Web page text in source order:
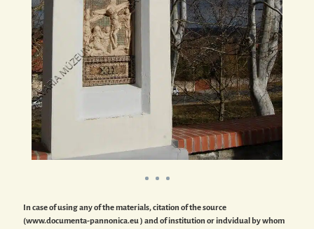
In case of using any of the materials, citation of the source
(www.documenta-pannonica.eu ) and of institution or indvidual by whom